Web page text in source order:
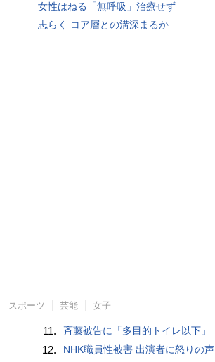
女性はねる「無呼吸」治療せず
志らく コア層との溝深まるか
スポーツ 芸能 女子
11. 斉藤被告に「多目的トイレ以下」
12. NHK職員性被害 出演者に怒りの声